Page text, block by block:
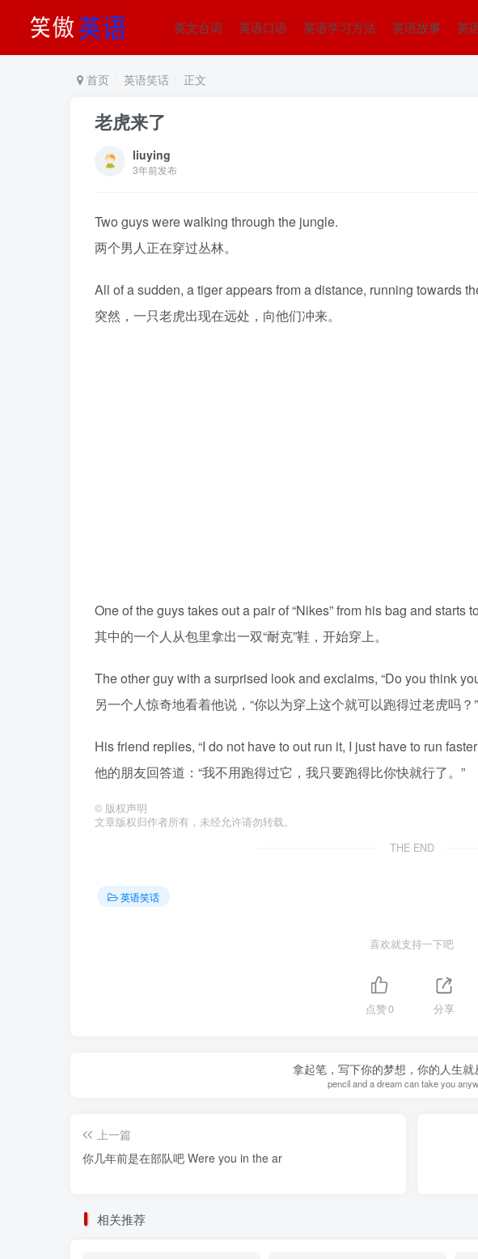
英文台词 英语口语 英语学习方法 英语故事 英
首页 英语笑话 正文
老虎来了
liuying
3年前发布
Two guys were walking through the jungle.
两个男人正在穿过丛林。
All of a sudden, a tiger appears from a distance, running towards
突然，一只老虎出现在远处，向他们冲来。
One of the guys takes out a pair of “Nikes” from his bag and starts
其中的一个人从包里拿出一双“耐克”鞋，开始穿上。
The other guy with a surprised look and exclaims, “Do you think
另一个人惊奇地看着他说，“你以为穿上这个就可以跑得过老虎吗？”
His friend replies, “I do not have to out run it, I just have to run
他的朋友回答道：“我不用跑得过它，我只要跑得比你快就行了。”
© 版权声明
文章版权归作者所有，未经允许请勿转载。
THE END
英语笑话
喜欢就支持一下吧
点赞0 分享
拿起笔，写下你的梦想，你的人生就
pencil and a dream can take you
上一篇
你几年前是在部队吧 Were you in the ar
相关推荐